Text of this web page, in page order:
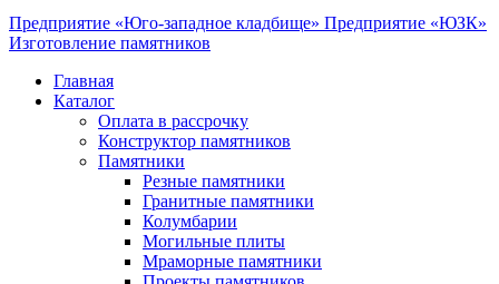
Предприятие «Юго-западное кладбище» Предприятие «ЮЗК»
Изготовление памятников
Главная
Каталог
Оплата в рассрочку
Конструктор памятников
Памятники
Резные памятники
Гранитные памятники
Колумбарии
Могильные плиты
Мраморные памятники